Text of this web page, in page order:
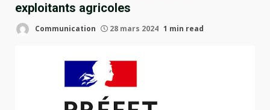
exploitants agricoles
Communication 28 mars 2024 1 min read